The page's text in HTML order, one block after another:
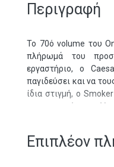
Περιγραφή
Το 70ό volume του
πλήρωμά του
εργαστήριο, ο
παγιδεύσει και να
ίδια στιγμή, ο
τον υποναύαρχο
Donquixote
υπόθεση.
Επιπλέον